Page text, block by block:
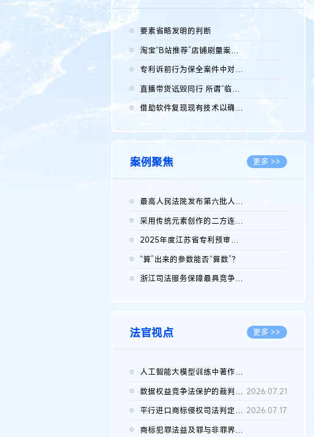
要素省略发明的判断
淘宝“B站推荐”店铺刷量案维持原判，两被告连带赔偿150万元
专利诉前行为保全案件中对仿制药申请人曾作出三类声明的考量及违...
直播带货诋毁同行 所谓“临场发挥”不免责
借助软件复现现有技术以确认相关参数特征是否被公开
案例聚焦 更多 >>
最高人民法院发布第六批人民法院种业知识产权司法保护典型案例 含...
采用传统元素创作的二方连续装饰图案作品的独创性及侵权对比认定
2025年度江苏省专利预审典型案例
“算”出来的参数能否“算数”？
浙江司法服务保障最具竞争力营商环境建设典型案例（第二批）含侵...
法官视点 更多 >>
人工智能大模型训练中著作权的合理使用
2026.07.28
数据权益竞争法保护的裁判路径构建 2026.07.21
平行进口商标侵权司法判定规则的困境与纾解 2026.07.17
商标犯罪法益及罪与非罪界限研究